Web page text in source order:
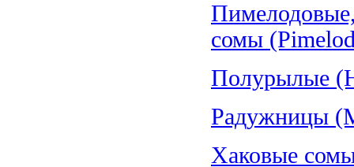
сомы
Полурылые
Радужницы
Хаковые